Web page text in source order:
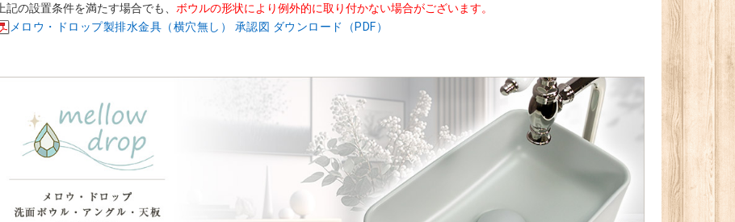
上記の設置条件を満たす場合でも、 ボウルの形状により例外的に取り付かない場合がございます。
メロウ・ドロップ製排水金具（横穴無し） 承認図 ダウンロード（PDF）